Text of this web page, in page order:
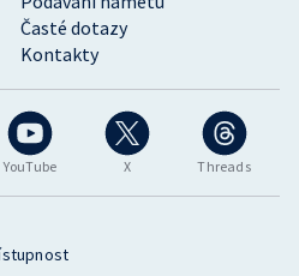
YouTube X Threads
Časté dotazy
Kontakty